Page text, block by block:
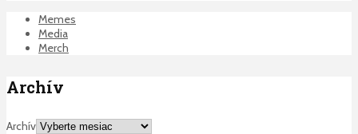
Memes
Media
Merch
Archív
Archív